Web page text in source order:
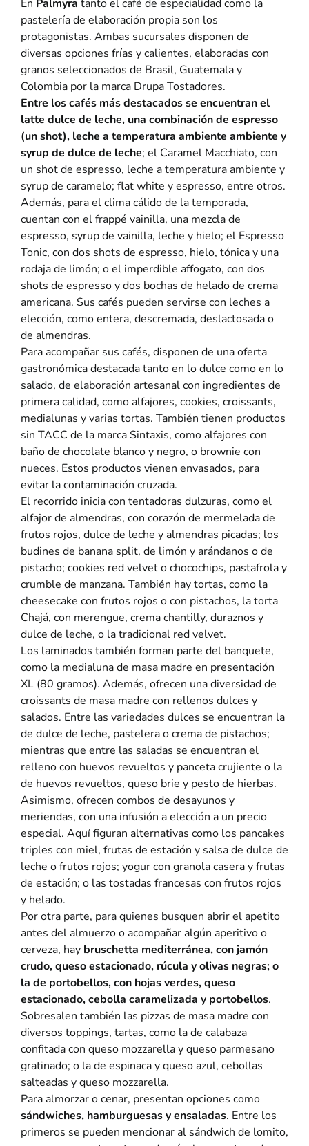
En Palmyra tanto el café de especialidad como la
pastelería de elaboración propia son los
protagonistas. Ambas sucursales disponen de
diversas opciones frías y calientes, elaboradas con
granos seleccionados de Brasil, Guatemala y
Colombia por la marca Drupa Tostadores.
Entre los cafés más destacados se encuentran el
latte dulce de leche, una combinación de espresso
(un shot), leche a temperatura ambiente ambiente y
syrup de dulce de leche; el Caramel Macchiato, con
un shot de espresso, leche a temperatura ambiente y
syrup de caramelo; flat white y espresso, entre otros.
Además, para el clima cálido de la temporada,
cuentan con el frappé vainilla, una mezcla de
espresso, syrup de vainilla, leche y hielo; el Espresso
Tonic, con dos shots de espresso, hielo, tónica y una
rodaja de limón; o el imperdible affogato, con dos
shots de espresso y dos bochas de helado de crema
americana. Sus cafés pueden servirse con leches a
elección, como entera, descremada, deslactosada o
de almendras.
Para acompañar sus cafés, disponen de una oferta
gastronómica destacada tanto en lo dulce como en lo
salado, de elaboración artesanal con ingredientes de
primera calidad, como alfajores, cookies, croissants,
medialunas y varias tortas. También tienen productos
sin TACC de la marca Sintaxis, como alfajores con
baño de chocolate blanco y negro, o brownie con
nueces. Estos productos vienen envasados, para
evitar la contaminación cruzada.
El recorrido inicia con tentadoras dulzuras, como el
alfajor de almendras, con corazón de mermelada de
frutos rojos, dulce de leche y almendras picadas; los
budines de banana split, de limón y arándanos o de
pistacho; cookies red velvet o chocochips, pastafrola y
crumble de manzana. También hay tortas, como la
cheesecake con frutos rojos o con pistachos, la torta
Chajá, con merengue, crema chantilly, duraznos y
dulce de leche, o la tradicional red velvet.
Los laminados también forman parte del banquete,
como la medialuna de masa madre en presentación
XL (80 gramos). Además, ofrecen una diversidad de
croissants de masa madre con rellenos dulces y
salados. Entre las variedades dulces se encuentran la
de dulce de leche, pastelera o crema de pistachos;
mientras que entre las saladas se encuentran el
relleno con huevos revueltos y panceta crujiente o la
de huevos revueltos, queso brie y pesto de hierbas.
Asimismo, ofrecen combos de desayunos y
meriendas, con una infusión a elección a un precio
especial. Aquí figuran alternativas como los pancakes
triples con miel, frutas de estación y salsa de dulce de
leche o frutos rojos; yogur con granola casera y frutas
de estación; o las tostadas francesas con frutos rojos
y helado.
Por otra parte, para quienes busquen abrir el apetito
antes del almuerzo o acompañar algún aperitivo o
cerveza, hay bruschetta mediterránea, con jamón
crudo, queso estacionado, rúcula y olivas negras; o
la de portobellos, con hojas verdes, queso
estacionado, cebolla caramelizada y portobellos.
Sobresalen también las pizzas de masa madre con
diversos toppings, tartas, como la de calabaza
confitada con queso mozzarella y queso parmesano
gratinado; o la de espinaca y queso azul, cebollas
salteadas y queso mozzarella.
Para almorzar o cenar, presentan opciones como
sándwiches, hamburguesas y ensaladas. Entre los
primeros se pueden mencionar al sándwich de lomito,